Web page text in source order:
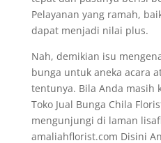
Pelayanan yang ramah,
dapat menjadi nilai plus.
Nah, demikian isu
bunga untuk aneka acara
tentunya. Bila Anda masih
Toko Jual Bunga Chila
mengunjungi di laman
amaliahflorist.com Disini